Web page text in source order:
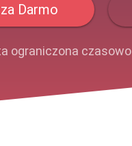
Darmo
ograniczona czasowo